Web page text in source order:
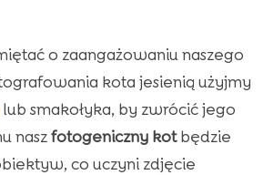
o zaangażowaniu naszego
kota jesienią użyjmy
smakołyka, by zwrócić jego
naszfotogeniczny kotbędzie
co uczyni zdjęcie